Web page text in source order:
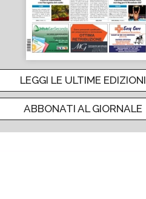
LEGGI LE ULTIME EDIZIONI
ABBONATI AL GIORNALE